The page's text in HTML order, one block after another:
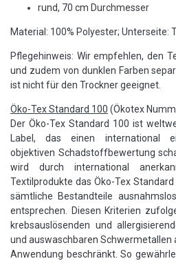
rund, 70 cm Durchmesser
Material: 100% Polyester; Unterseite:
Pflegehinweis: Wir empfehlen, den
und zudem von dunklen Farben
ist nicht für den Trockner geeignet.
Öko-Tex Standard 100 (Ökotex
Der Öko-Tex Standard 100 ist
Label, das einen international
objektiven Schadstoffbewertung
wird durch international
Textilprodukte das Öko-Tex
sämtliche Bestandteile
entsprechen. Diesen Kriterien
krebsauslösenden und
und auswaschbaren Schwermetallen
Anwendung beschränkt. So